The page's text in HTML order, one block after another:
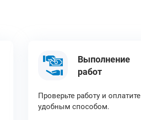
Выполнение
работ
Проверьте работу и оплатите
удобным способом.